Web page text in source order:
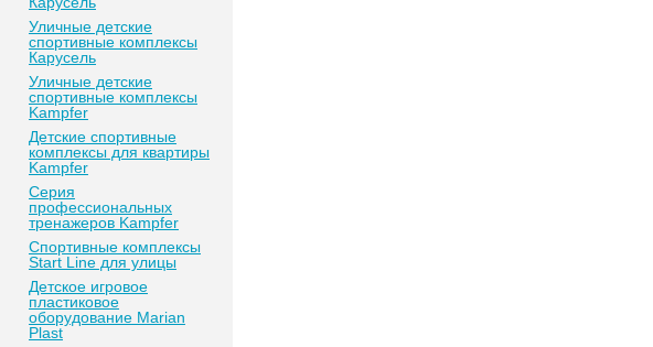
Уличные детские
спортивные комплексы
Карусель
Уличные детские
спортивные комплексы
Kampfer
Детские спортивные
комплексы для квартиры
Kampfer
Серия
профессиональных
тренажеров Kampfer
Спортивные комплексы
Start Line для улицы
Детское игровое
пластиковое
оборудование Marian
Plast